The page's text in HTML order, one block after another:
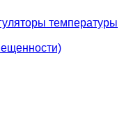
температуры